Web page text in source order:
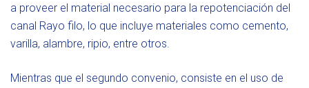
a proveer el material necesario para la repotenciación del
canal Rayo filo, lo que incluye materiales como cemento,
varilla, alambre, ripio, entre otros.
Mientras que el segundo convenio, consiste en el uso de